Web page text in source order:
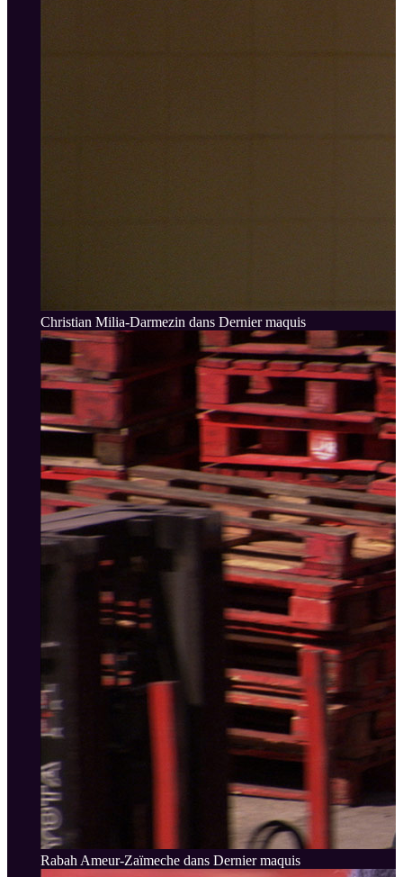
Christian Milia-Darmezin dans Dernier maquis
Rabah Ameur-Zaïmeche dans Dernier maquis